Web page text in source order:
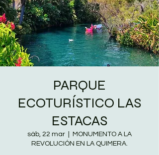
PARQUE
ECOTURÍSTICO LAS
ESTACAS
sáb, 22 mar
MONUMENTO A LA
REVOLUCIÓN EN LA QUIMERA.